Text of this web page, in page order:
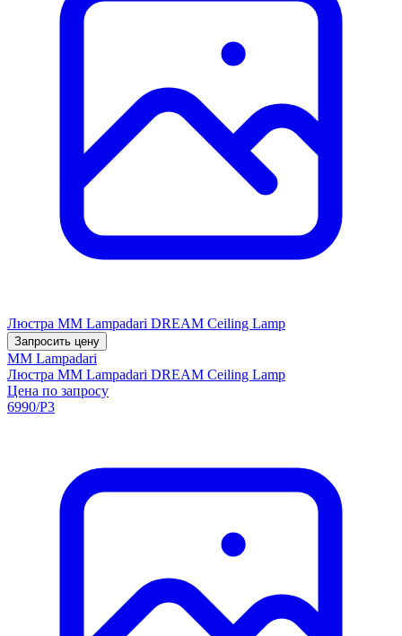
Люстра MM Lampadari DREAM Ceiling Lamp
Запросить цену
MM Lampadari
Люстра MM Lampadari DREAM Ceiling Lamp
Цена по запросу
6990/P3